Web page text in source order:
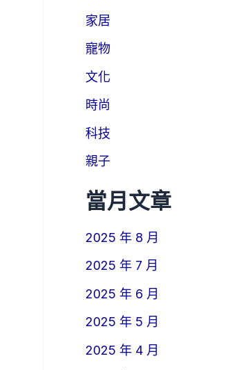
家居
寵物
文化
時尚
科技
親子
當月文章
2025 年 8 月
2025 年 7 月
2025 年 6 月
2025 年 5 月
2025 年 4 月